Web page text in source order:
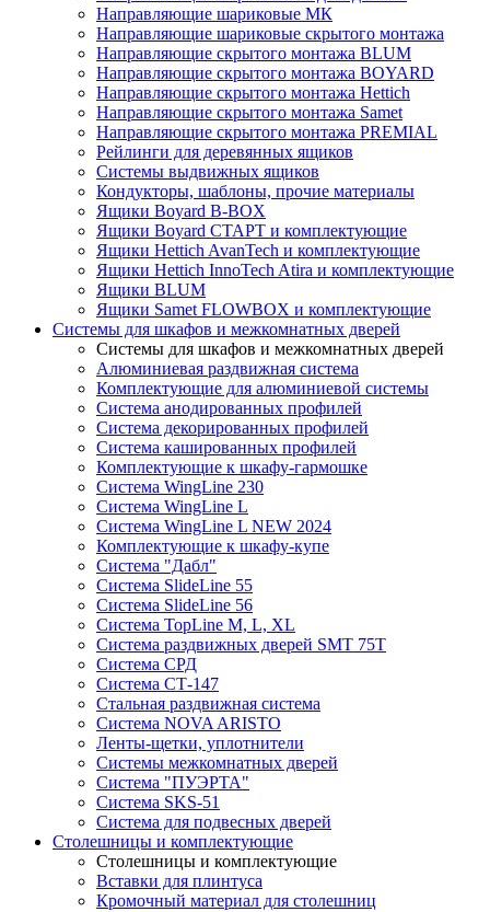
Направляющие шариковые МК
Направляющие шариковые скрытого монтажа
Направляющие скрытого монтажа BLUM
Направляющие скрытого монтажа BOYARD
Направляющие скрытого монтажа Hettich
Направляющие скрытого монтажа Samet
Направляющие скрытого монтажа PREMIAL
Рейлинги для деревянных ящиков
Системы выдвижных ящиков
Кондукторы, шаблоны, прочие материалы
Ящики Boyard B-BOX
Ящики Boyard СТАРТ и комплектующие
Ящики Hettich AvanTech и комплектующие
Ящики Hettich InnoTech Atira и комплектующие
Ящики BLUM
Ящики Samet FLOWBOX и комплектующие
Системы для шкафов и межкомнатных дверей
Системы для шкафов и межкомнатных дверей
Алюминиевая раздвижная система
Комплектующие для алюминиевой системы
Система анодированных профилей
Система декорированных профилей
Система кашированных профилей
Комплектующие к шкафу-гармошке
Система WingLine 230
Система WingLine L
Система WingLine L NEW 2024
Комплектующие к шкафу-купе
Система "Дабл"
Система SlideLine 55
Система SlideLine 56
Система TopLine M, L, XL
Система раздвижных дверей SMT 75T
Система СРД
Система СТ-147
Стальная раздвижная система
Система NOVA ARISTO
Ленты-щетки, уплотнители
Системы межкомнатных дверей
Система "ПУЭРТА"
Система SKS-51
Система для подвесных дверей
Столешницы и комплектующие
Столешницы и комплектующие
Вставки для плинтуса
Кромочный материал для столешниц